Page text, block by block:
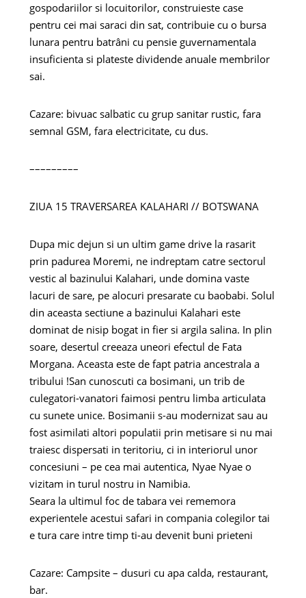
gospodariilor si locuitorilor, construieste case
pentru cei mai saraci din sat, contribuie cu o bursa
lunara pentru batrâni cu pensie guvernamentala
insuficienta si plateste dividende anuale membrilor
sai.
Cazare: bivuac salbatic cu grup sanitar rustic, fara
semnal GSM, fara electricitate, cu dus.
–––––––––
ZIUA 15 TRAVERSAREA KALAHARI // BOTSWANA
Dupa mic dejun si un ultim game drive la rasarit
prin padurea Moremi, ne indreptam catre sectorul
vestic al bazinului Kalahari, unde domina vaste
lacuri de sare, pe alocuri presarate cu baobabi. Solul
din aceasta sectiune a bazinului Kalahari este
dominat de nisip bogat in fier si argila salina. In plin
soare, desertul creeaza uneori efectul de Fata
Morgana. Aceasta este de fapt patria ancestrala a
tribului !San cunoscuti ca bosimani, un trib de
culegatori-vanatori faimosi pentru limba articulata
cu sunete unice. Bosimanii s-au modernizat sau au
fost asimilati altori populatii prin metisare si nu mai
traiesc dispersati in teritoriu, ci in interiorul unor
concesiuni – pe cea mai autentica, Nyae Nyae o
vizitam in turul nostru in Namibia.
Seara la ultimul foc de tabara vei rememora
experientele acestui safari in compania colegilor tai
e tura care intre timp ti-au devenit buni prieteni
Cazare: Campsite – dusuri cu apa calda, restaurant,
bar.